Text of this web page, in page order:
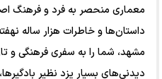
معماری منحصر به فرد و فرهنگ
داستان‌ها و خاطرات هزار ساله
مشهد، شما را به سفری فرهنگی و
دیدنی‌های بسیار یزد نظیر